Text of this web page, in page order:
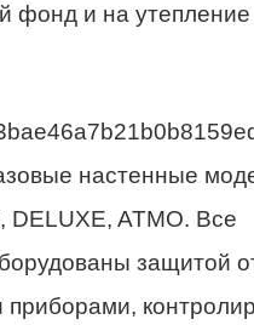
фонд и на
настенные
DELUXE, ATMO. Все
защитой
приборами,